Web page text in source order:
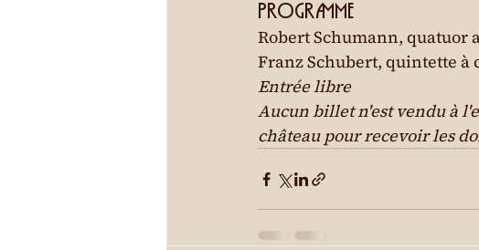
PROGRAMME
Robert Schumann, quatuor
Franz Schubert, quintette à
Entrée libre
Aucun billet n'est vendu à
château pour recevoir les